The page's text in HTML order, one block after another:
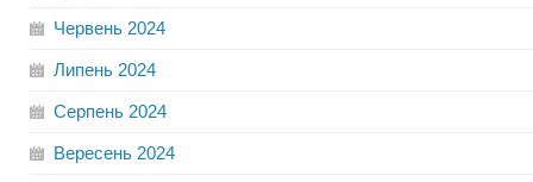
Червень 2024
Липень 2024
Серпень 2024
Вересень 2024